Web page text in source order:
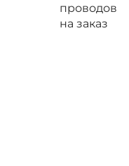
проводов
на заказ